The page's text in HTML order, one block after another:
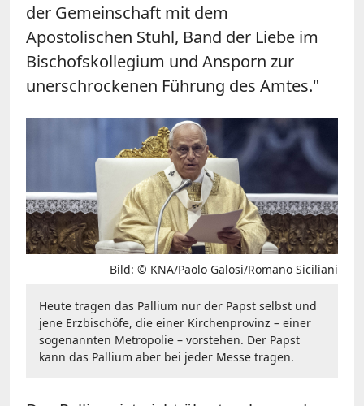
der Gemeinschaft mit dem
Apostolischen Stuhl, Band der Liebe im
Bischofskollegium und Ansporn zur
unerschrockenen Führung des Amtes."
Bild: © KNA/Paolo Galosi/Romano Siciliani
Heute tragen das Pallium nur der Papst selbst und
jene Erzbischöfe, die einer Kirchenprovinz – einer
sogenannten Metropolie – vorstehen. Der Papst
kann das Pallium aber bei jeder Messe tragen.